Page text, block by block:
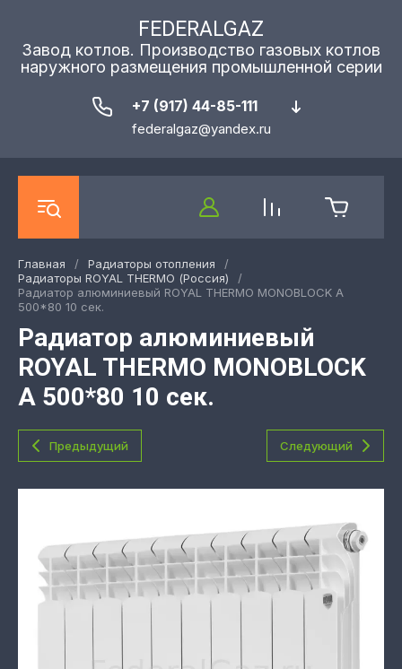
FEDERALGAZ
Завод котлов. Производство газовых котлов
наружного размещения промышленной серии
+7 (917) 44-85-111
federalgaz@yandex.ru
Главная / Радиаторы отопления
/
Радиаторы ROYAL THERMO (Россия)
/
Радиатор алюминиевый ROYAL THERMO MONOBLOCK A
500*80 10 сек.
Радиатор алюминиевый
ROYAL THERMO MONOBLOCK
A 500*80 10 сек.
Предыдущий Следующий